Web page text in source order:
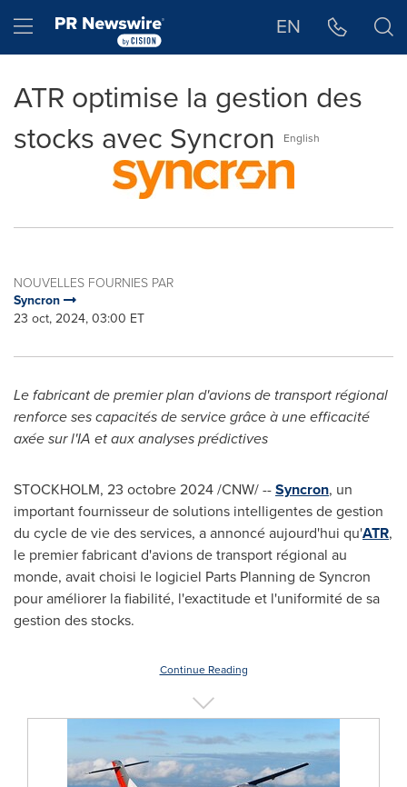
Hamburger menu EN
ATR optimise la gestion des
stocks avec Syncron
English
NOUVELLES FOURNIES PAR
Syncron
23 oct, 2024, 03:00 ET
Le fabricant de premier plan d'avions de transport régional
renforce ses capacités de service grâce à une efficacité
axée sur l'IA et aux analyses prédictives
STOCKHOLM, 23 octobre 2024/CNW/ --Syncron, un
important fournisseur de solutions intelligentes de gestion
du cycle de vie des services, a annoncé aujourd'hui qu'ATR,
le premier fabricant d'avions de transport régional au
monde, avait choisi le logiciel Parts Planning de Syncron
pour améliorer la fiabilité, l'exactitude et l'uniformité de sa
gestion des stocks.
Continue Reading